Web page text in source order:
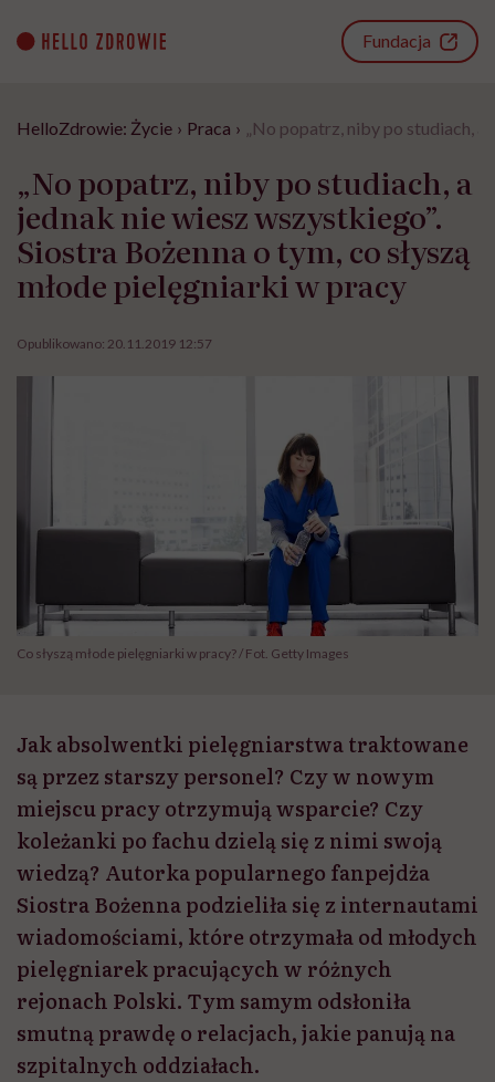
content
Fundacja
HelloZdrowie: Życie › Praca › „No popatrz, niby po studiach, a
„No popatrz, niby po studiach, a
jednak nie wiesz wszystkiego”.
Siostra Bożenna o tym, co słyszą
młode pielęgniarki w pracy
Opublikowano: 20.11.2019 12:57
Co słyszą młode pielęgniarki w pracy? / Fot. Getty Images
Jak absolwentki pielęgniarstwa traktowane
są przez starszy personel? Czy w nowym
miejscu pracy otrzymują wsparcie? Czy
koleżanki po fachu dzielą się z nimi swoją
wiedzą? Autorka popularnego fanpejdża
Siostra Bożenna podzieliła się z internautami
wiadomościami, które otrzymała od młodych
pielęgniarek pracujących w różnych
rejonach Polski. Tym samym odsłoniła
smutną prawdę o relacjach, jakie panują na
szpitalnych oddziałach.